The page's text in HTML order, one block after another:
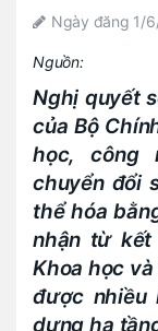
Ngày đăng 1/
Nguồn:
Nghị quyết
của Bộ
học, công
chuyển đổi
thể hóa
nhận từ kết
Khoa học
được nhiều
dựng hạ